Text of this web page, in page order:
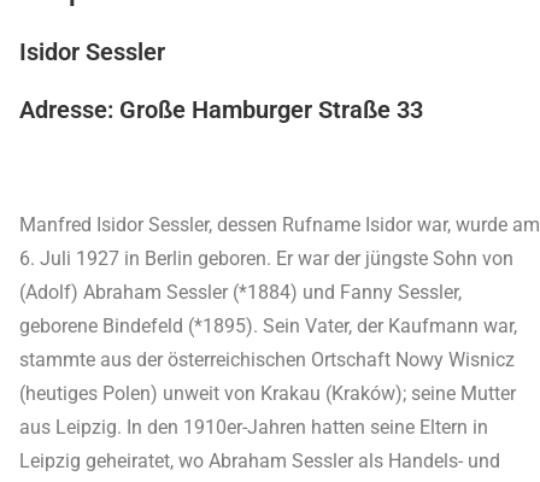
Isidor Sessler
Adresse: Große Hamburger Straße 33
Manfred Isidor Sessler, dessen Rufname Isidor war, wurde am
6. Juli 1927 in Berlin geboren. Er war der jüngste Sohn von
(Adolf) Abraham Sessler (*1884) und Fanny Sessler,
geborene Bindefeld (*1895). Sein Vater, der Kaufmann war,
stammte aus der österreichischen Ortschaft Nowy Wisnicz
(heutiges Polen) unweit von Krakau (Kraków); seine Mutter
aus Leipzig. In den 1910er-Jahren hatten seine Eltern in
Leipzig geheiratet, wo Abraham Sessler als Handels- und